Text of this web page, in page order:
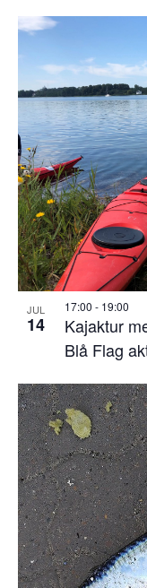
JUL
14
Kajaktur
Blå Flag
17:00 - 19:00